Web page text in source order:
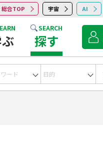
総合TOP 宇宙 AI
SEARCH
探す
宇宙 コンサルティング